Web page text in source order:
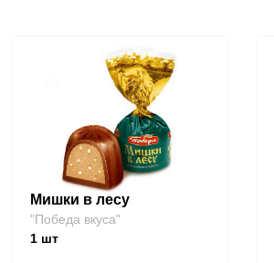
Мишки в лесу
"Победа вкуса"
1 шт